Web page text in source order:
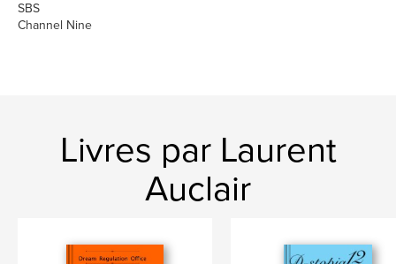
SBS
Channel Nine
Livres par Laurent
Auclair